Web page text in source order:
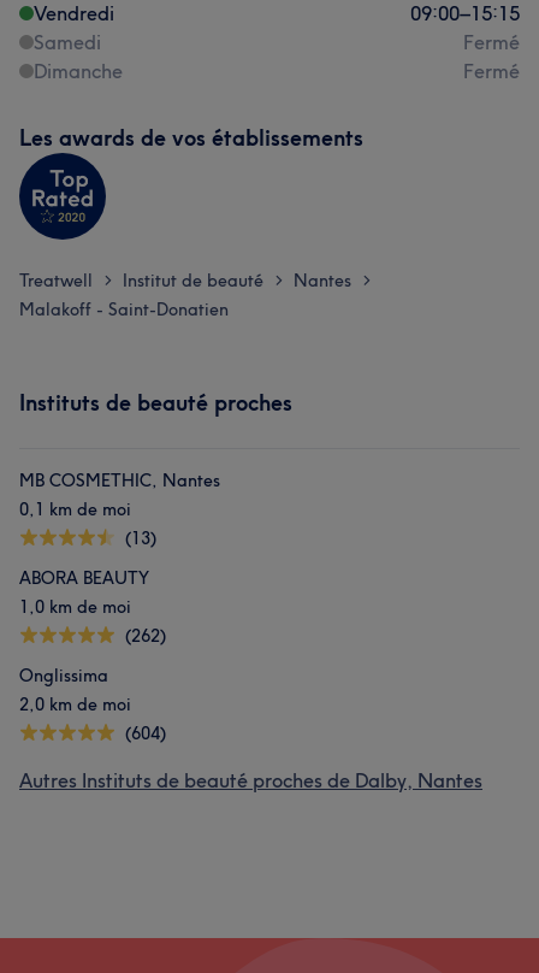
Vendredi
09:00–15:15
Samedi
Fermé
Dimanche
Fermé
Les awards de vos établissements
Treatwell > Institut de beauté > Nantes >
Malakoff - Saint-Donatien
Instituts de beauté proches
MB COSMETHIC, Nantes
0,1 km de moi
(13)
ABORA BEAUTY
1,0 km de moi
(262)
Onglissima
2,0 km de moi
(604)
Autres Instituts de beauté proches de Dalby, Nantes